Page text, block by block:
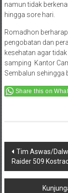
namun tidak
hingga sore hari.
Romadhon
pengobatan dan
kesehatan agar
samping Kantor
Sembalun sehingga
Share this on
Post
navigation
Tim Aswas/
Raider 509 Kostrad